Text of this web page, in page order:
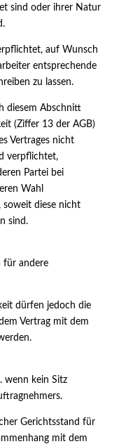
sind oder ihrer Natur
auf Wunsch
entsprechende
zu lassen.
diesem Abschnitt
(Ziffer 13 der AGB)
Vertrages nicht
verpflichtet,
Partei bei
Wahl
soweit diese nicht
sind.
für andere
dürfen jedoch die
Vertrag mit dem
wenn kein Sitz
Gerichtsstand für
mit dem